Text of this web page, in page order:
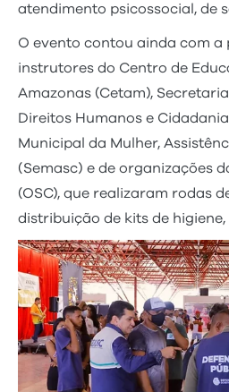
atendimento psicossocial, de
O evento contou ainda com
instrutores do Centro de
Amazonas (Cetam),
Direitos Humanos e
Municipal da Mulher,
(Semasc) e de organizações
(OSC), que realizaram rodas
distribuição de kits de